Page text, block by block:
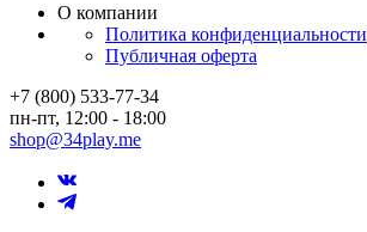
О компании
Политика конфиденциальности
Публичная оферта
+7 (800) 533-77-34
пн-пт, 12:00 - 18:00
shop@34play.me